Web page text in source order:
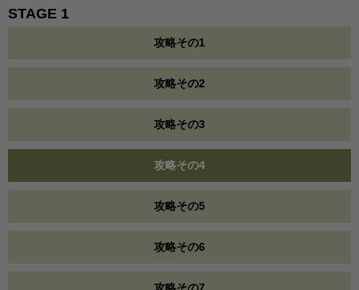
STAGE 1
攻略その1
攻略その2
攻略その3
攻略その4
攻略その5
攻略その6